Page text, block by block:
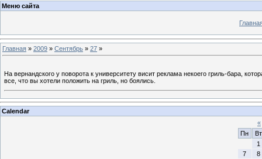
Меню сайта
Главная » 2009 » Сентябрь » 27 »
На вернандского у поворота к университету висит реклама некоего гриль-бара,
все, что вы хотели положить на гриль, но боялись.
Calendar
«
Пн
Вт
1
7
8